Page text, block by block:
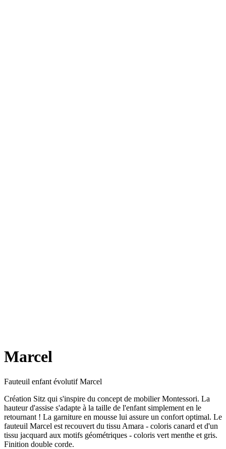
Marcel
Fauteuil enfant évolutif Marcel
Création Sitz qui s'inspire du concept de mobilier Montessori. La
hauteur d'assise s'adapte à la taille de l'enfant simplement en le
retournant ! La garniture en mousse lui assure un confort optimal. Le
fauteuil Marcel est recouvert du tissu Amara - coloris canard et d'un
tissu jacquard aux motifs géométriques - coloris vert menthe et gris.
Finition double corde.